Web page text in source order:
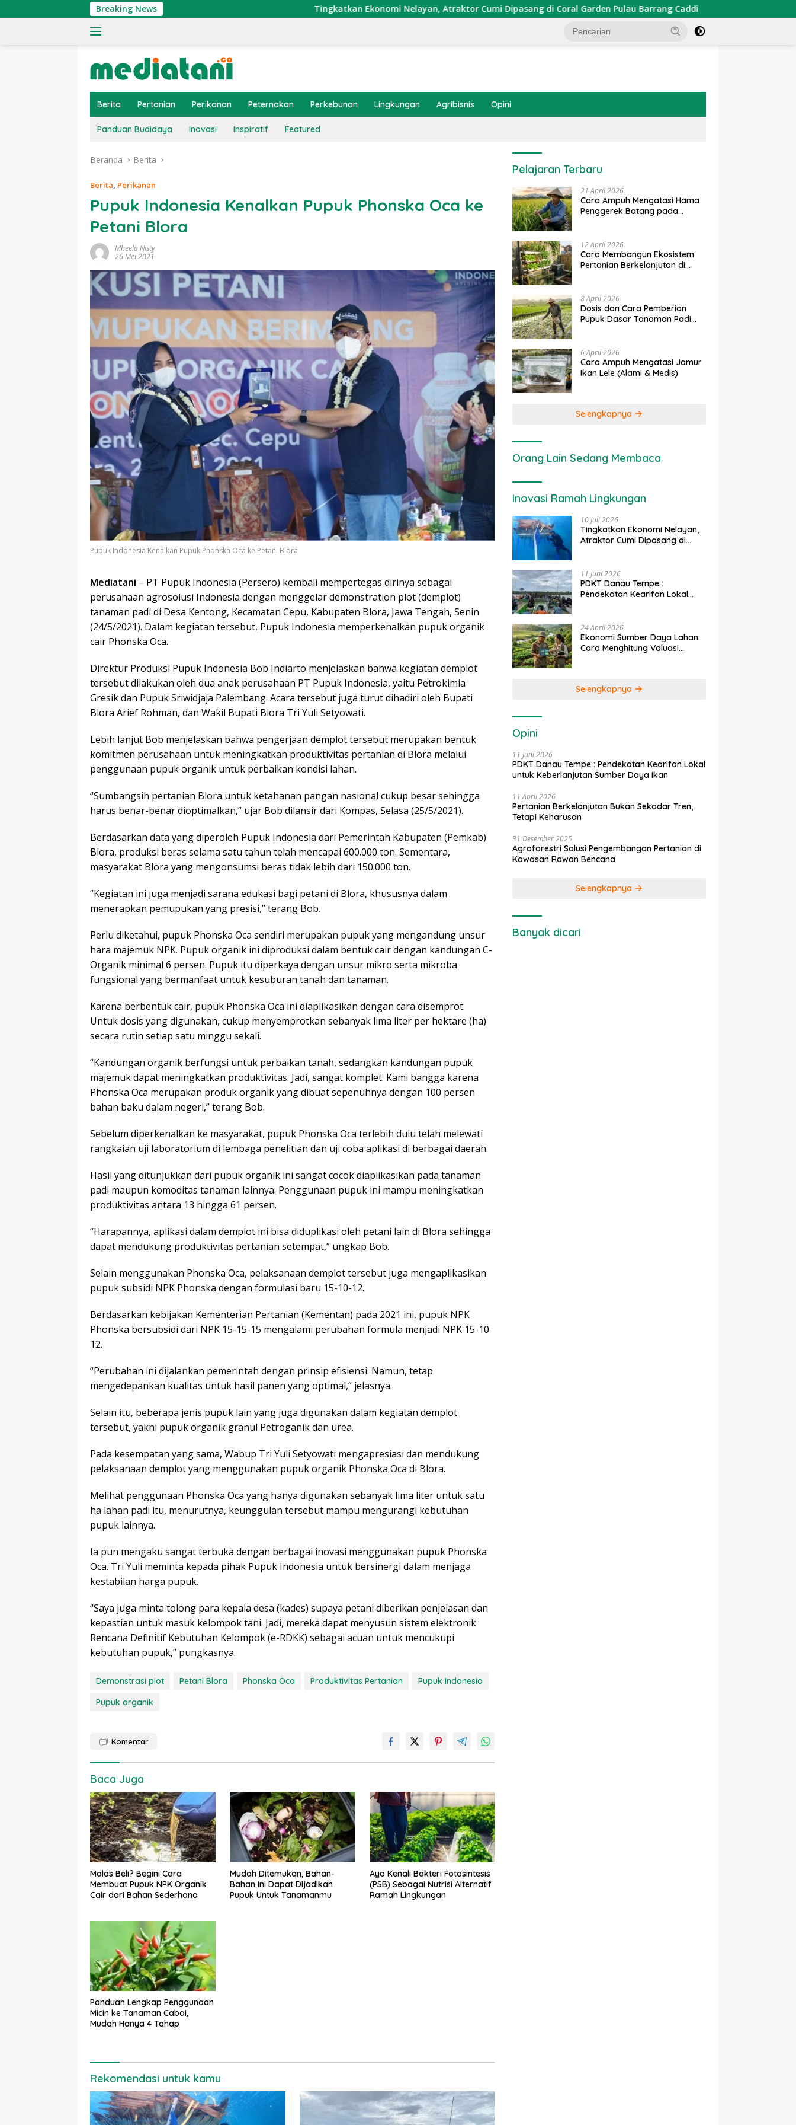
ke
Breaking News Tingkatkan Ekonomi Nelayan, Atraktor Cumi Dipasang di Coral Garden Pulau Barrang Caddi PDKT Danau Tempe :
Berita Pertanian Perikanan Peternakan Perkebunan Lingkungan Agribisnis Opini
Panduan Budidaya Inovasi Inspiratif Featured
Beranda Berita
Berita, Perikanan
Pupuk Indonesia Kenalkan Pupuk Phonska Oca ke
Petani Blora
Mheela Nisty
26 Mei 2021
Pupuk Indonesia Kenalkan Pupuk Phonska Oca ke Petani Blora
Mediatani – PT Pupuk Indonesia (Persero) kembali mempertegas dirinya sebagai
perusahaan agrosolusi Indonesia dengan menggelar demonstration plot (demplot)
tanaman padi di Desa Kentong, Kecamatan Cepu, Kabupaten Blora, Jawa Tengah, Senin
(24/5/2021). Dalam kegiatan tersebut, Pupuk Indonesia memperkenalkan pupuk organik
cair Phonska Oca.
Direktur Produksi Pupuk Indonesia Bob Indiarto menjelaskan bahwa kegiatan demplot
tersebut dilakukan oleh dua anak perusahaan PT Pupuk Indonesia, yaitu Petrokimia
Gresik dan Pupuk Sriwidjaja Palembang. Acara tersebut juga turut dihadiri oleh Bupati
Blora Arief Rohman, dan Wakil Bupati Blora Tri Yuli Setyowati.
Lebih lanjut Bob menjelaskan bahwa pengerjaan demplot tersebut merupakan bentuk
komitmen perusahaan untuk meningkatkan produktivitas pertanian di Blora melalui
penggunaan pupuk organik untuk perbaikan kondisi lahan.
“Sumbangsih pertanian Blora untuk ketahanan pangan nasional cukup besar sehingga
harus benar-benar dioptimalkan,” ujar Bob dilansir dari Kompas, Selasa (25/5/2021).
Berdasarkan data yang diperoleh Pupuk Indonesia dari Pemerintah Kabupaten (Pemkab)
Blora, produksi beras selama satu tahun telah mencapai 600.000 ton. Sementara,
masyarakat Blora yang mengonsumsi beras tidak lebih dari 150.000 ton.
“Kegiatan ini juga menjadi sarana edukasi bagi petani di Blora, khususnya dalam
menerapkan pemupukan yang presisi,” terang Bob.
Perlu diketahui, pupuk Phonska Oca sendiri merupakan pupuk yang mengandung unsur
hara majemuk NPK. Pupuk organik ini diproduksi dalam bentuk cair dengan kandungan C-
Organik minimal 6 persen. Pupuk itu diperkaya dengan unsur mikro serta mikroba
fungsional yang bermanfaat untuk kesuburan tanah dan tanaman.
Karena berbentuk cair, pupuk Phonska Oca ini diaplikasikan dengan cara disemprot.
Untuk dosis yang digunakan, cukup menyemprotkan sebanyak lima liter per hektare (ha)
secara rutin setiap satu minggu sekali.
“Kandungan organik berfungsi untuk perbaikan tanah, sedangkan kandungan pupuk
majemuk dapat meningkatkan produktivitas. Jadi, sangat komplet. Kami bangga karena
Phonska Oca merupakan produk organik yang dibuat sepenuhnya dengan 100 persen
bahan baku dalam negeri,” terang Bob.
Sebelum diperkenalkan ke masyarakat, pupuk Phonska Oca terlebih dulu telah melewati
rangkaian uji laboratorium di lembaga penelitian dan uji coba aplikasi di berbagai daerah.
Hasil yang ditunjukkan dari pupuk organik ini sangat cocok diaplikasikan pada tanaman
padi maupun komoditas tanaman lainnya. Penggunaan pupuk ini mampu meningkatkan
produktivitas antara 13 hingga 61 persen.
“Harapannya, aplikasi dalam demplot ini bisa diduplikasi oleh petani lain di Blora sehingga
dapat mendukung produktivitas pertanian setempat,” ungkap Bob.
Selain menggunakan Phonska Oca, pelaksanaan demplot tersebut juga mengaplikasikan
pupuk subsidi NPK Phonska dengan formulasi baru 15-10-12.
Berdasarkan kebijakan Kementerian Pertanian (Kementan) pada 2021 ini, pupuk NPK
Phonska bersubsidi dari NPK 15-15-15 mengalami perubahan formula menjadi NPK 15-10-
12.
“Perubahan ini dijalankan pemerintah dengan prinsip efisiensi. Namun, tetap
mengedepankan kualitas untuk hasil panen yang optimal,” jelasnya.
Selain itu, beberapa jenis pupuk lain yang juga digunakan dalam kegiatan demplot
tersebut, yakni pupuk organik granul Petroganik dan urea.
Pada kesempatan yang sama, Wabup Tri Yuli Setyowati mengapresiasi dan mendukung
pelaksanaan demplot yang menggunakan pupuk organik Phonska Oca di Blora.
Melihat penggunaan Phonska Oca yang hanya digunakan sebanyak lima liter untuk satu
ha lahan padi itu, menurutnya, keunggulan tersebut mampu mengurangi kebutuhan
pupuk lainnya.
Ia pun mengaku sangat terbuka dengan berbagai inovasi menggunakan pupuk Phonska
Oca. Tri Yuli meminta kepada pihak Pupuk Indonesia untuk bersinergi dalam menjaga
kestabilan harga pupuk.
“Saya juga minta tolong para kepala desa (kades) supaya petani diberikan penjelasan dan
kepastian untuk masuk kelompok tani. Jadi, mereka dapat menyusun sistem elektronik
Rencana Definitif Kebutuhan Kelompok (e-RDKK) sebagai acuan untuk mencukupi
kebutuhan pupuk,” pungkasnya.
Demonstrasi plot Petani Blora Phonska Oca Produktivitas Pertanian
Pupuk Indonesia
Pupuk organik
Komentar
Baca Juga
Malas Beli? Begini Cara
Membuat Pupuk NPK Organik
Cair dari Bahan Sederhana
Mudah Ditemukan, Bahan-
Bahan Ini Dapat Dijadikan
Pupuk Untuk Tanamanmu
Ayo Kenali Bakteri Fotosintesis
(PSB) Sebagai Nutrisi Alternatif
Ramah Lingkungan
Panduan Lengkap Penggunaan
Micin ke Tanaman Cabai,
Mudah Hanya 4 Tahap
Rekomendasi untuk kamu
Pelajaran Terbaru
21 April 2026
Cara Ampuh Mengatasi Hama
Penggerek Batang pada
12 April 2026
Cara Membangun Ekosistem
Pertanian Berkelanjutan di
8 April 2026
Dosis dan Cara Pemberian
Pupuk Dasar Tanaman Padi
6 April 2026
Cara Ampuh Mengatasi Jamur
Ikan Lele (Alami & Medis)
Selengkapnya
Orang Lain Sedang Membaca
Inovasi Ramah Lingkungan
10 Juli 2026
Tingkatkan Ekonomi Nelayan,
Atraktor Cumi Dipasang di
11 Juni 2026
PDKT Danau Tempe :
Pendekatan Kearifan Lokal
24 April 2026
Ekonomi Sumber Daya Lahan:
Cara Menghitung Valuasi
Selengkapnya
Opini
11 Juni 2026
PDKT Danau Tempe : Pendekatan Kearifan Lokal
untuk Keberlanjutan Sumber Daya Ikan
11 April 2026
Pertanian Berkelanjutan Bukan Sekadar Tren,
Tetapi Keharusan
31 Desember 2025
Agroforestri Solusi Pengembangan Pertanian di
Kawasan Rawan Bencana
Selengkapnya
Banyak dicari